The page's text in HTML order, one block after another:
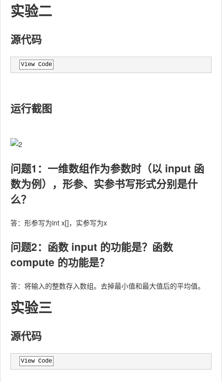
实验二
源代码
View Code
运行截图
问题1：一维数组作为参数时（以 input 函
数为例），形参、实参书写形式分别是什
么？
答：形参写为int x[]，实参写为x
问题2：函数 input 的功能是？函数
compute 的功能是？
答：将输入的整数存入数组。去掉最小值和最大值后的平均值。
实验三
源代码
View Code